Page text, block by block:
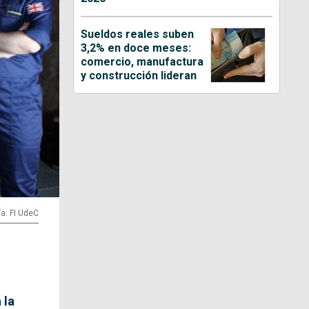
FI UdeC
la
Sueldos reales suben
3,2% en doce meses:
comercio, manufactura
y construcción lideran